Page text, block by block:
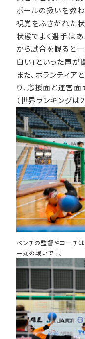
ボールの扱いを教
視覚をふさがれた
状態でよく選手はあ
から試合を観ると
白い」といった声が
また、ボランティ
り、応援面と運営
（世界ランキング
ベンチの監督やコーチ
一丸の戦いです。